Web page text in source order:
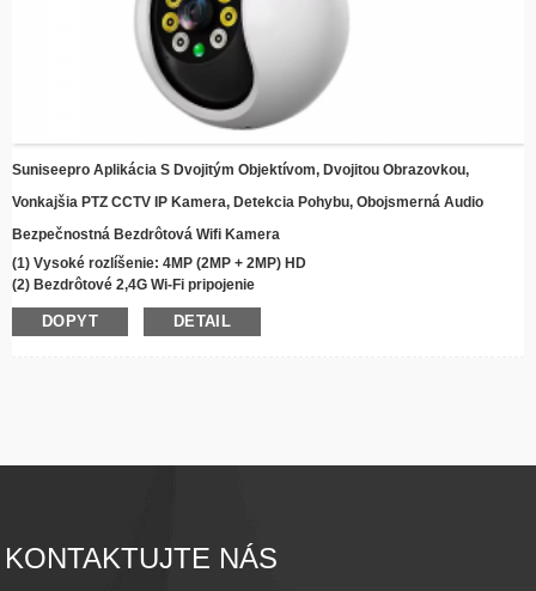
Suniseepro Aplikácia S Dvojitým Objektívom, Dvojitou Obrazovkou,
Vonkajšia PTZ CCTV IP Kamera, Detekcia Pohybu, Obojsmerná Audio
Bezpečnostná Bezdrôtová Wifi Kamera
(1) Vysoké rozlíšenie: 4MP (2MP + 2MP) HD
(2) Bezdrôtové 2,4G Wi-Fi pripojenie
(3) Otáčanie o 355°, nakláňanie o 90°
Infračervené/
Farebné nočné videnie
DOPYT DETAIL
KONTAKTUJTE NÁS